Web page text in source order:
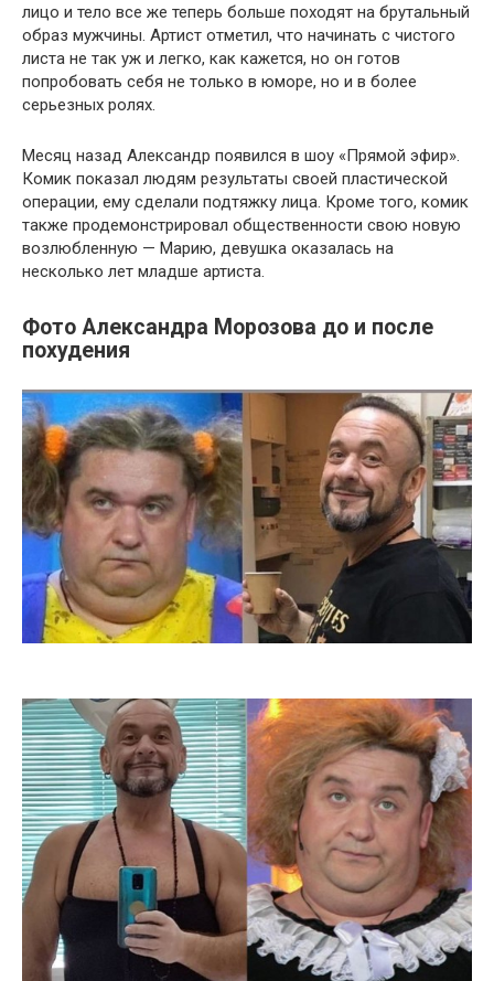
лицо и тело все же теперь больше походят на брутальный
образ мужчины. Артист отметил, что начинать с чистого
листа не так уж и легко, как кажется, но он готов
попробовать себя не только в юморе, но и в более
серьезных ролях.
Месяц назад Александр появился в шоу «Прямой эфир».
Комик показал людям результаты своей пластической
операции, ему сделали подтяжку лица. Кроме того, комик
также продемонстрировал общественности свою новую
возлюбленную — Марию, девушка оказалась на
несколько лет младше артиста.
Фото Александра Морозова до и после
похудения